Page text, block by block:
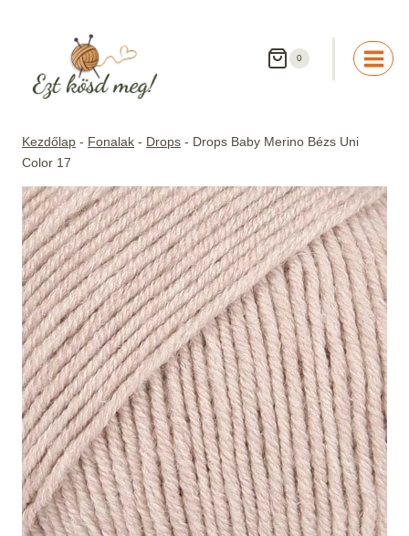
0
Kezdőlap - Fonalak - Drops - Drops Baby Merino Bézs Uni
Color 17